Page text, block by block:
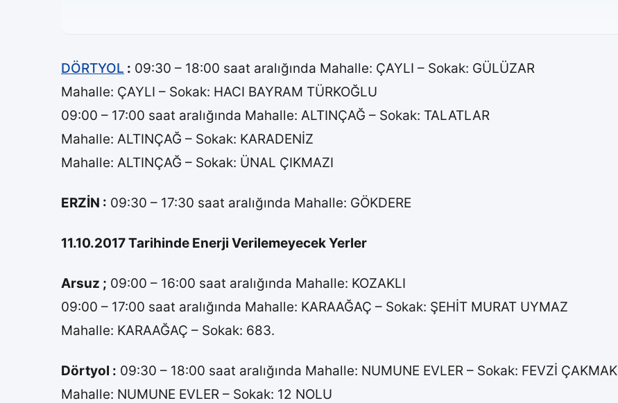
DÖRTYOL : 09:30 – 18:00 saat aralığında Mahalle: ÇAYLI – Sokak: GÜLÜZAR
Mahalle: ÇAYLI – Sokak: HACI BAYRAM TÜRKOĞLU
09:00 – 17:00 saat aralığında Mahalle: ALTINÇAĞ – Sokak: TALATLAR
Mahalle: ALTINÇAĞ – Sokak: KARADENİZ
Mahalle: ALTINÇAĞ – Sokak: ÜNAL ÇIKMAZI
ERZİN : 09:30 – 17:30 saat aralığında Mahalle: GÖKDERE
11.10.2017 Tarihinde Enerji Verilemeyecek Yerler
Arsuz ; 09:00 – 16:00 saat aralığında Mahalle: KOZAKLI
09:00 – 17:00 saat aralığında Mahalle: KARAAĞAÇ – Sokak: ŞEHİT MURAT UYMAZ
Mahalle: KARAAĞAÇ – Sokak: 683.
Dörtyol : 09:30 – 18:00 saat aralığında Mahalle: NUMUNE EVLER – Sokak: FEVZİ ÇAKMAK
Mahalle: NUMUNE EVLER – Sokak: 12 NOLU